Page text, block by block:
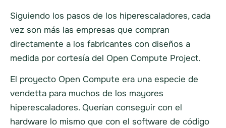
Siguiendo los pasos de los hiperescaladores, cada
vez son más las empresas que compran
directamente a los fabricantes con diseños a
medida por cortesía del Open Compute Project.
El proyecto Open Compute era una especie de
vendetta para muchos de los mayores
hiperescaladores. Querían conseguir con el
hardware lo mismo que con el software de código